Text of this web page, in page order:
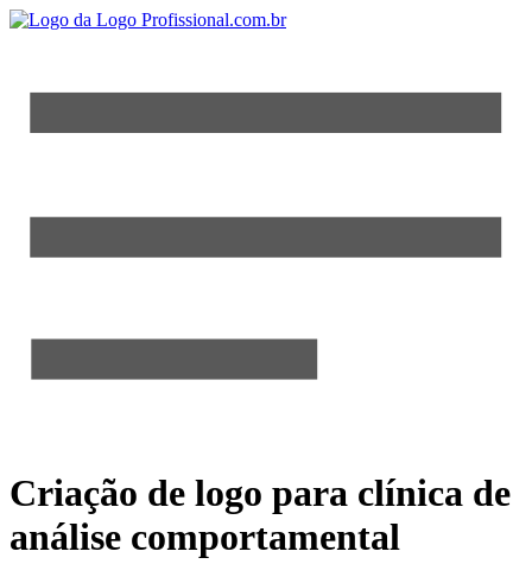
Criação de logo para clínica de
análise comportamental